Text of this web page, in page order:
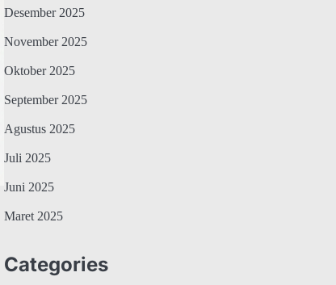
Desember 2025
November 2025
Oktober 2025
September 2025
Agustus 2025
Juli 2025
Juni 2025
Maret 2025
Categories